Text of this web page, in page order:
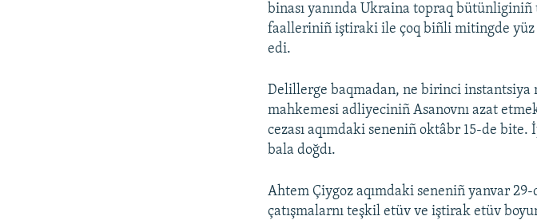
binası yanında Ukraina topraq
faalleriniñ iştiraki ile çoq biñli mitingde yüz
edi.
Delillerge baqmadan, ne birinci instantsiya
mahkemesi adliyeciniñ Asanovnı azat
cezası aqımdaki seneniñ oktâbr 15-de
bala doğdı.
Ahtem Çiygoz aqımdaki seneniñ yanvar
çatışmalarnı teşkil etüv ve iştirak etüv